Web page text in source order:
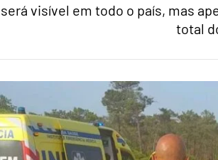
visível em todo o país, mas
total